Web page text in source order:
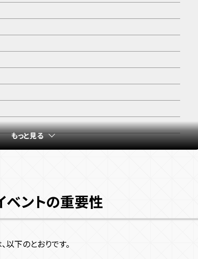
ンプラリー
もっと見る
ントの重要性
下のとおりです。